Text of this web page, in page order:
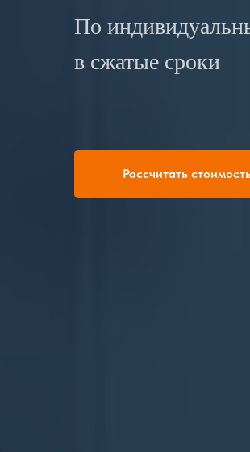
По
в сжатые сроки
Рассчитать